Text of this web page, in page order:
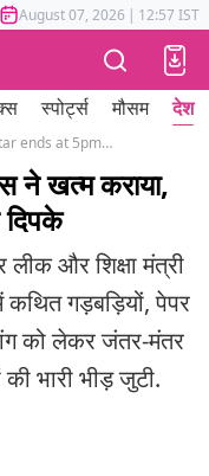
Mumbai Tak Astrotak
August 07, 2026 | 12:57 IST
स्पोर्ट्स मौसम देश
cjp protest at jantar mantar ends at 5pm abhijit dipke refusing to leave protest site
ने खत्म कराया,
लीक और शिक्षा मंत्री
कथित गड़बड़ियों, पेपर
को लेकर जंतर-मंतर
भारी भीड़ जुटी.